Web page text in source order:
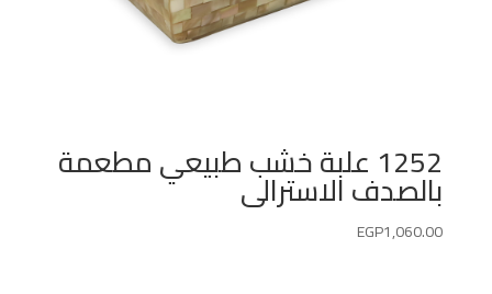
1252 علبة خشب طبيعي مطعمة
بالصدف الاسترالى
EGP1,060.00